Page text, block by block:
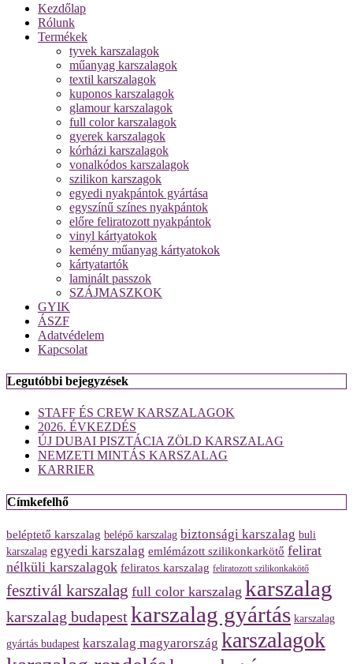
Kezdőlap
Rólunk
Termékek
tyvek karszalagok
műanyag karszalagok
textil karszalagok
kuponos karszalagok
glamour karszalagok
full color karszalagok
gyerek karszalagok
kórházi karszalagok
vonalkódos karszalagok
szilikon karszagok
egyedi nyakpántok gyártása
egyszínű színes nyakpántok
előre feliratozott nyakpántok
vinyl kártyatokok
kemény műanyag kártyatokok
kártyatartók
laminált passzok
SZÁJMASZKOK
GYIK
ÁSZF
Adatvédelem
Kapcsolat
Legutóbbi bejegyzések
STAFF ÉS CREW KARSZALAGOK
2026. ÉVKEZDÉS
ÚJ DUBAI PISZTÁCIA ZÖLD KARSZALAG
NEMZETI MINTÁS KARSZALAG
KARRIER
Címkefelhő
beléptető karszalag belépő karszalag biztonsági karszalag buli
karszalag egyedi karszalag emlémázott szilikonkarkötő felirat
nélküli karszalagok feliratos karszalag feliratozott szilikonkakötő
fesztivál karszalag full color karszalag karszalag
karszalag budapest karszalag gyártás karszalag
gyártás budapest karszalag magyarország karszalagok